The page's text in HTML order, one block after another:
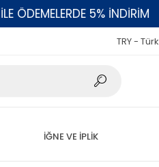
5% İNDİRİM
TRY -
İĞNE VE İPLİK